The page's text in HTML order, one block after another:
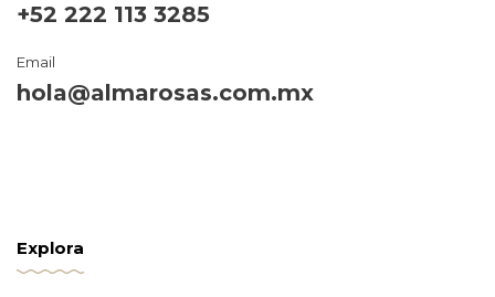
+52 222 113 3285
Email
hola@almarosas.com.mx
Explora